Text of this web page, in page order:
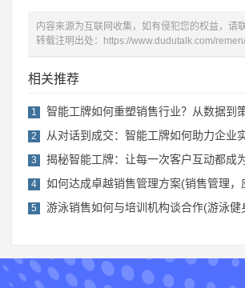
内容来源为互联网收集，如有侵犯您的权益，请
转载注明出处： https://www.dudutalk.com/
相关推荐
1 智能工牌如何重塑销售行业？从数据到
2 从对话到成交：智能工牌如何助力企业
3 揭秘智能工牌：让每一次客户互动都成
4 如何达成卓越销售管理方案(销售管理，
5 游泳销售如何与培训机构谈合作(游泳健身